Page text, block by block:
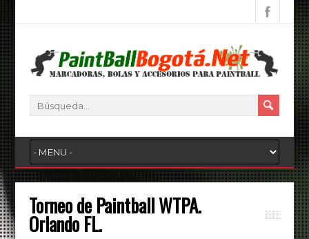
Torneo de Paintball WTPA.
Orlando FL.